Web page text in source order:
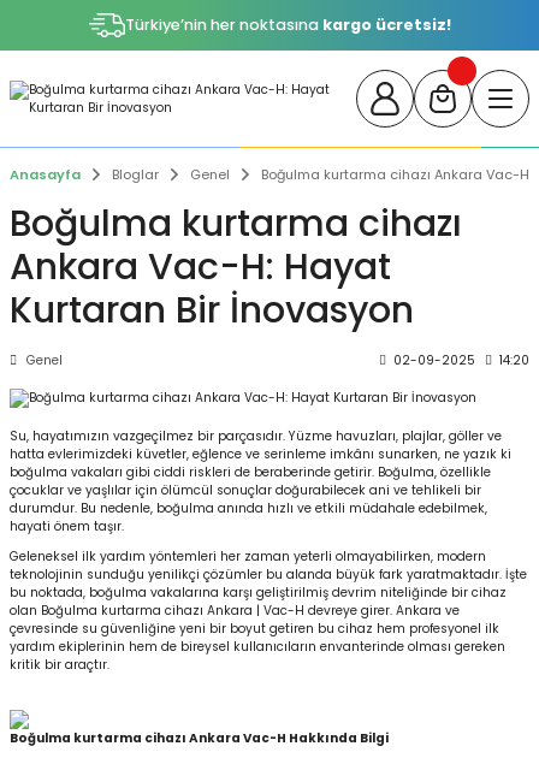
Türkiye’nin her noktasına kargo ücretsiz!
Anasayfa Bloglar Genel Boğulma kurtarma cihazı Ankara Vac-
Boğulma kurtarma cihazı
Ankara Vac-H: Hayat
Kurtaran Bir İnovasyon
Genel 02-09-2025 14:20
Su, hayatımızın vazgeçilmez bir parçasıdır. Yüzme havuzları, plajlar, göller ve
hatta evlerimizdeki küvetler, eğlence ve serinleme imkânı sunarken, ne yazık ki
boğulma vakaları gibi ciddi riskleri de beraberinde getirir. Boğulma, özellikle
çocuklar ve yaşlılar için ölümcül sonuçlar doğurabilecek ani ve tehlikeli bir
durumdur. Bu nedenle, boğulma anında hızlı ve etkili müdahale edebilmek,
hayati önem taşır.
Geleneksel ilk yardım yöntemleri her zaman yeterli olmayabilirken, modern
teknolojinin sunduğu yenilikçi çözümler bu alanda büyük fark yaratmaktadır. İşte
bu noktada, boğulma vakalarına karşı geliştirilmiş devrim niteliğinde bir cihaz
olan Boğulma kurtarma cihazı Ankara | Vac-H devreye girer. Ankara ve
çevresinde su güvenliğine yeni bir boyut getiren bu cihaz hem profesyonel ilk
yardım ekiplerinin hem de bireysel kullanıcıların envanterinde olması gereken
kritik bir araçtır.
Boğulma kurtarma cihazı Ankara Vac-H Hakkında Bilgi